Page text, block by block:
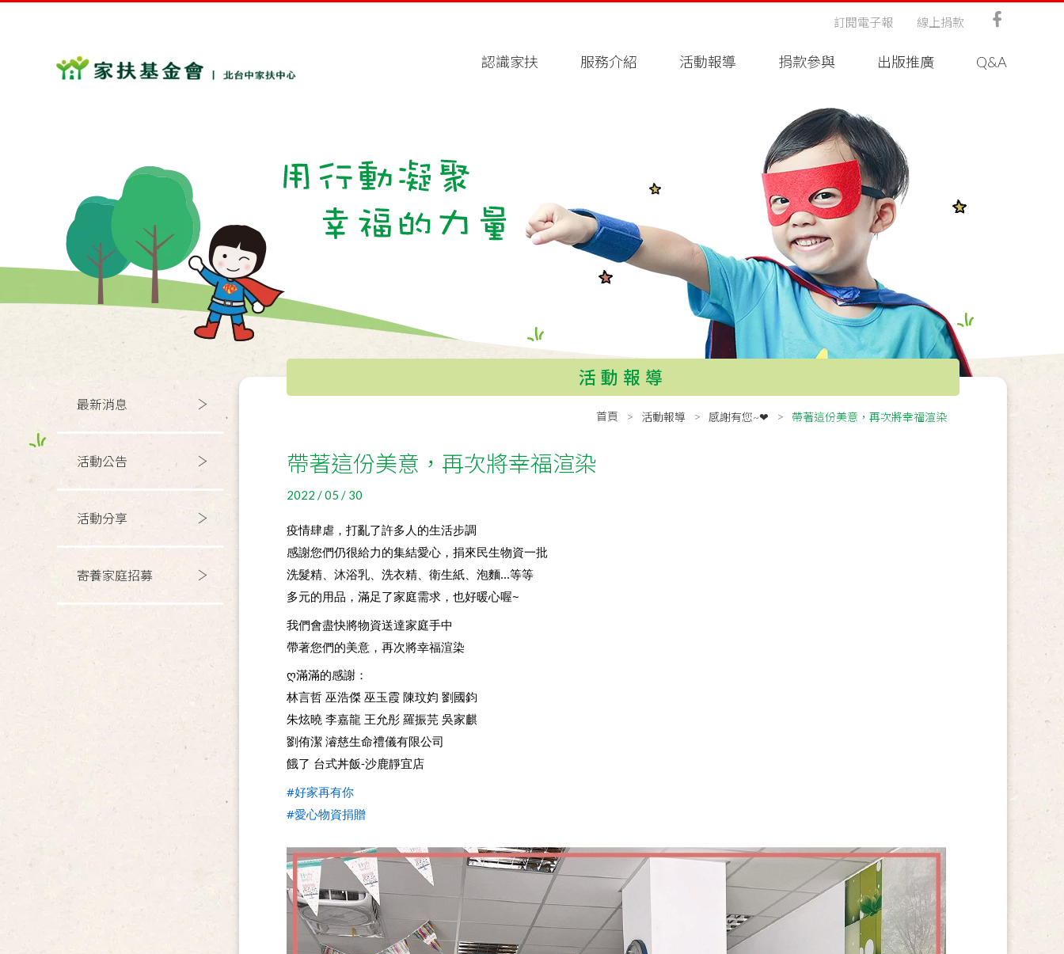
認識家扶 服務介紹 活動報導 捐款參與 出版推廣 Q&A
訂閱電子報 線上捐款
最新消息
活動公告
活動分享
寄養家庭招募
活動報導
首頁 活動報導 感謝有您~❤ 帶著這份美意，再次將幸福渲染
帶著這份美意，再次將幸福渲染
2022 / 05 / 30
疫情肆虐，打亂了許多人的生活步調
感謝您們仍很給力的集結愛心，捐來民生物資一批
洗髮精、沐浴乳、洗衣精、衛生紙、泡麵...等等
多元的用品，滿足了家庭需求，也好暖心喔~
我們會盡快將物資送達家庭手中
帶著您們的美意，再次將幸福渲染
ღ滿滿的感謝：
林言哲 巫浩傑 巫玉霞 陳玟㚬 劉國鈞
朱炫曉 李嘉龍 王允彤 羅振芫 吳家麒
劉侑潔 濬慈生命禮儀有限公司
餓了 台式丼飯-沙鹿靜宜店
#好家再有你
#愛心物資捐贈